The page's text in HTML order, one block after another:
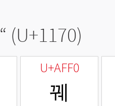
“ (U+1170)
U+AFF0
꿰